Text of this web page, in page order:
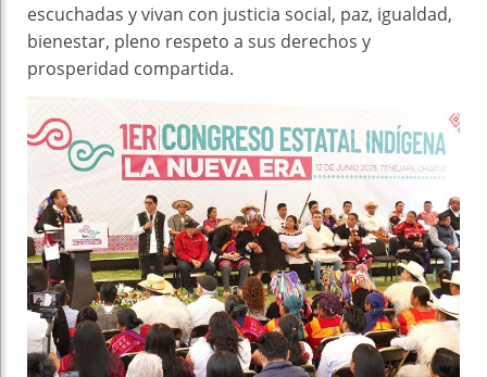
escuchadas y vivan con justicia social, paz, igualdad,
bienestar, pleno respeto a sus derechos y
prosperidad compartida.